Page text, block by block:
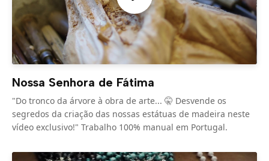
Nossa Senhora de Fátima
"Do tronco da árvore à obra de arte... 🤫 Desvende os
segredos da criação das nossas estátuas de madeira neste
vídeo exclusivo!" Trabalho 100% manual em Portugal.